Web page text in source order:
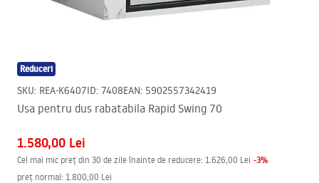
Reduceri
SKU: REA-K6407ID: 7408EAN: 5902557342419
Usa pentru dus rabatabila Rapid Swing 70
1.580,00 Lei
Cel mai mic preț din 30 de zile înainte de reducere: 1.626,00 Lei -3%
preț normal: 1.800,00 Lei